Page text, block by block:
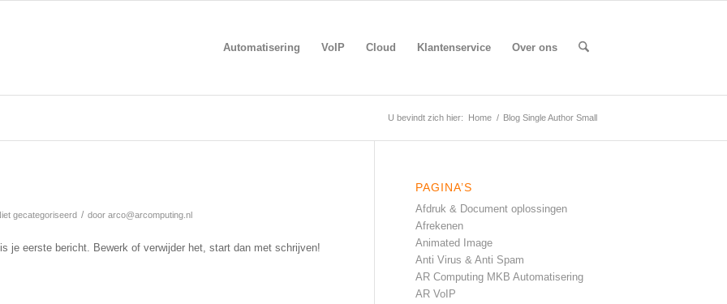
Automatisering VoIP Cloud Klantenservice Over ons
U bevindt zich hier: Home / Blog Single Author Small
gecategoriseerd / door arco@arcomputing.nl
je eerste bericht. Bewerk of verwijder het, start dan met schrijven!
PAGINA’S
Afdruk & Document oplossingen
Afrekenen
Animated Image
Anti Virus & Anti Spam
AR Computing MKB Automatisering
AR VoIP